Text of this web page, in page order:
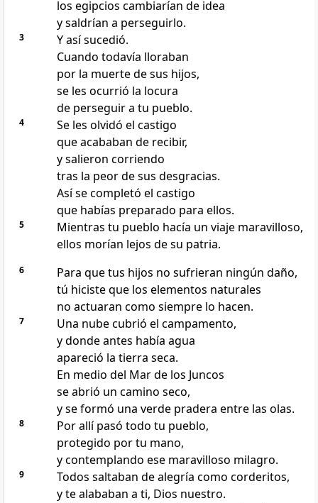
los egipcios cambiarían de idea
y saldrían a perseguirlo.
3
Y así sucedió.
Cuando todavía lloraban
por la muerte de sus hijos,
se les ocurrió la locura
de perseguir a tu pueblo.
4
Se les olvidó el castigo
que acababan de recibir,
y salieron corriendo
tras la peor de sus desgracias.
Así se completó el castigo
que habías preparado para ellos.
5
Mientras tu pueblo hacía un viaje maravilloso,
ellos morían lejos de su patria.
6
Para que tus hijos no sufrieran ningún daño,
tú hiciste que los elementos naturales
no actuaran como siempre lo hacen.
7
Una nube cubrió el campamento,
y donde antes había agua
apareció la tierra seca.
En medio del Mar de los Juncos
se abrió un camino seco,
y se formó una verde pradera entre las olas.
8
Por allí pasó todo tu pueblo,
protegido por tu mano,
y contemplando ese maravilloso milagro.
9
Todos saltaban de alegría como corderitos,
y te alababan a ti, Dios nuestro.